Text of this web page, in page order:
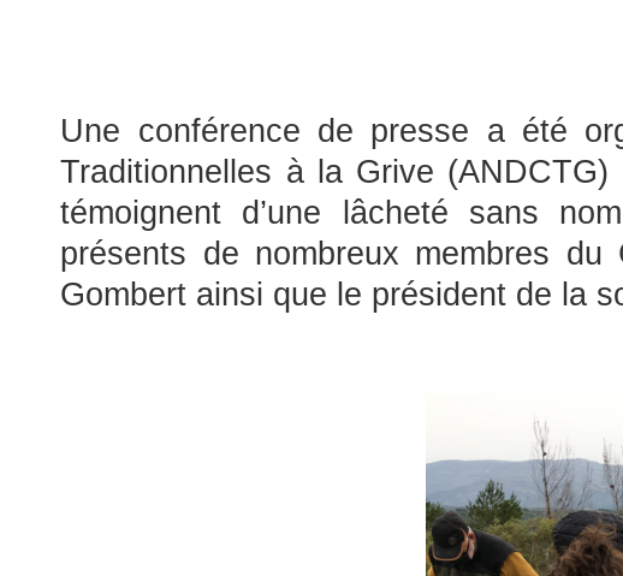
Une conférence de presse a été
Traditionnelles à la Grive
témoignent d’une lâcheté sans
présents de nombreux membres
Gombert ainsi que le président de la